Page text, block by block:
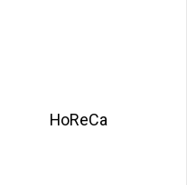
HoReCa